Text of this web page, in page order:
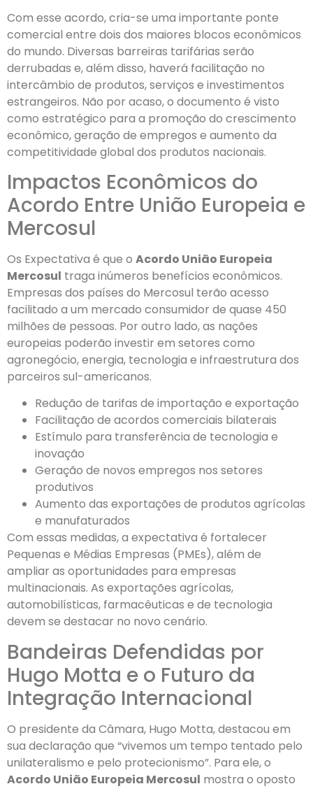
Com esse acordo, cria-se uma importante ponte
comercial entre dois dos maiores blocos econômicos
do mundo. Diversas barreiras tarifárias serão
derrubadas e, além disso, haverá facilitação no
intercâmbio de produtos, serviços e investimentos
estrangeiros. Não por acaso, o documento é visto
como estratégico para a promoção do crescimento
econômico, geração de empregos e aumento da
competitividade global dos produtos nacionais.
Impactos Econômicos do
Acordo Entre União Europeia e
Mercosul
Os Expectativa é que o Acordo União Europeia
Mercosul traga inúmeros benefícios econômicos.
Empresas dos países do Mercosul terão acesso
facilitado a um mercado consumidor de quase 450
milhões de pessoas. Por outro lado, as nações
europeias poderão investir em setores como
agronegócio, energia, tecnologia e infraestrutura dos
parceiros sul-americanos.
Redução de tarifas de importação e exportação
Facilitação de acordos comerciais bilaterais
Estímulo para transferência de tecnologia e
inovação
Geração de novos empregos nos setores
produtivos
Aumento das exportações de produtos agrícolas
e manufaturados
Com essas medidas, a expectativa é fortalecer
Pequenas e Médias Empresas (PMEs), além de
ampliar as oportunidades para empresas
multinacionais. As exportações agrícolas,
automobilísticas, farmacêuticas e de tecnologia
devem se destacar no novo cenário.
Bandeiras Defendidas por
Hugo Motta e o Futuro da
Integração Internacional
O presidente da Câmara, Hugo Motta, destacou em
sua declaração que “vivemos um tempo tentado pelo
unilateralismo e pelo protecionismo”. Para ele, o
Acordo União Europeia Mercosul mostra o oposto